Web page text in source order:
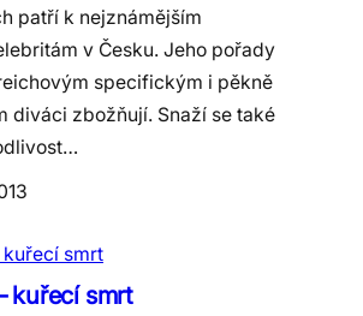
patří k nejznámějším
v Česku. Jeho pořady
specifickým i pěkně
diváci zbožňují. Snaží se také
kuřecí smrt